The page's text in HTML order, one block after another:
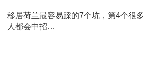
移居荷兰最容易踩的7个坑，第4个很多
人都会中招…